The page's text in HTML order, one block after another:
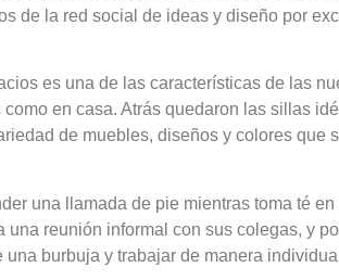
de la red social de ideas y diseño por
es una de las características de las
en casa. Atrás quedaron las sillas
de muebles, diseños y colores que
una llamada de pie mientras toma té
una reunión informal con sus colegas, y
una burbuja y trabajar de manera